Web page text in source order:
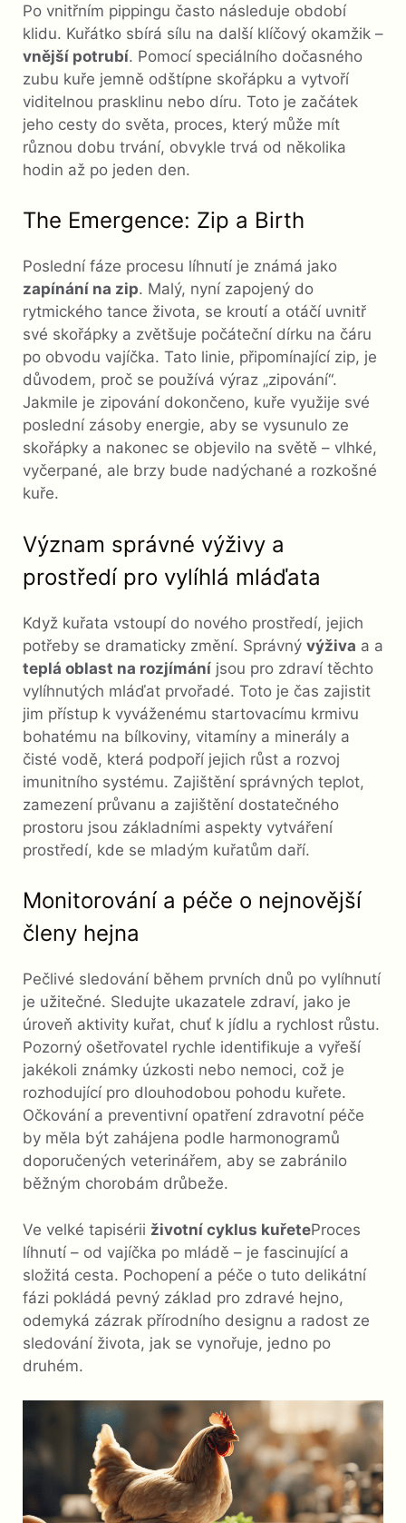
Po vnitřním pippingu často následuje období
klidu. Kuřátko sbírá sílu na další klíčový okamžik –
vnější potrubí. Pomocí speciálního dočasného
zubu kuře jemně odštípne skořápku a vytvoří
viditelnou prasklinu nebo díru. Toto je začátek
jeho cesty do světa, proces, který může mít
různou dobu trvání, obvykle trvá od několika
hodin až po jeden den.
The Emergence: Zip a Birth
Poslední fáze procesu líhnutí je známá jako
zapínání na zip. Malý, nyní zapojený do
rytmického tance života, se kroutí a otáčí uvnitř
své skořápky a zvětšuje počáteční dírku na čáru
po obvodu vajíčka. Tato linie, připomínající zip, je
důvodem, proč se používá výraz „zipování“.
Jakmile je zipování dokončeno, kuře využije své
poslední zásoby energie, aby se vysunulo ze
skořápky a nakonec se objevilo na světě – vlhké,
vyčerpané, ale brzy bude nadýchané a rozkošné
kuře.
Význam správné výživy a
prostředí pro vylíhlá mláďata
Když kuřata vstoupí do nového prostředí, jejich
potřeby se dramaticky změní. Správný výživa a a
teplá oblast na rozjímání jsou pro zdraví těchto
vylíhnutých mláďat prvořadé. Toto je čas zajistit
jim přístup k vyváženému startovacímu krmivu
bohatému na bílkoviny, vitamíny a minerály a
čisté vodě, která podpoří jejich růst a rozvoj
imunitního systému. Zajištění správných teplot,
zamezení průvanu a zajištění dostatečného
prostoru jsou základními aspekty vytváření
prostředí, kde se mladým kuřatům daří.
Monitorování a péče o nejnovější
členy hejna
Pečlivé sledování během prvních dnů po vylíhnutí
je užitečné. Sledujte ukazatele zdraví, jako je
úroveň aktivity kuřat, chuť k jídlu a rychlost růstu.
Pozorný ošetřovatel rychle identifikuje a vyřeší
jakékoli známky úzkosti nebo nemoci, což je
rozhodující pro dlouhodobou pohodu kuřete.
Očkování a preventivní opatření zdravotní péče
by měla být zahájena podle harmonogramů
doporučených veterinářem, aby se zabránilo
běžným chorobám drůbeže.
Ve velké tapisérii životní cyklus kuřeteProces
líhnutí – od vajíčka po mládě – je fascinující a
složitá cesta. Pochopení a péče o tuto delikátní
fázi pokládá pevný základ pro zdravé hejno,
odemyká zázrak přírodního designu a radost ze
sledování života, jak se vynořuje, jedno po
druhém.